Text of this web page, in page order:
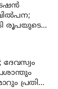
രൂപയുടെ
ദേവസ്വം
പ്രതി